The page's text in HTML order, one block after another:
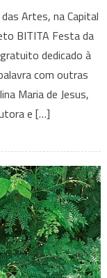
Artes, na Capital
BITITA Festa da
dedicado à
com outras
Maria de Jesus,
e […]